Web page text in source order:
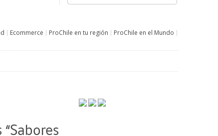
Ecommerce ProChile en tu región ProChile en el Mundo